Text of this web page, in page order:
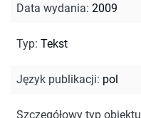
Data wydania: 2009
Typ: Tekst
Język publikacji: pol
Szczegółowy typ obiektu